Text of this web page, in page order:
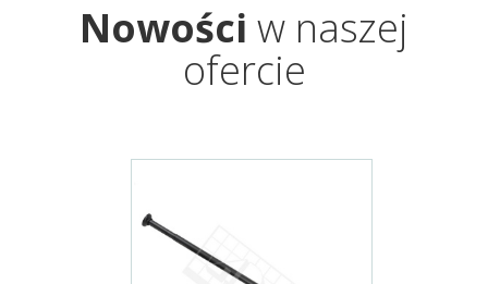
Nowości w naszej
ofercie